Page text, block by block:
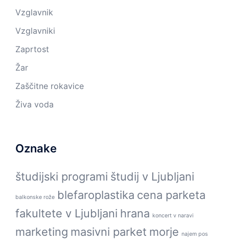
Vzglavnik
Vzglavniki
Zaprtost
Žar
Zaščitne rokavice
Živa voda
Oznake
študijski programi študij v Ljubljani
balkonske rože blefaroplastika cena parketa
fakultete v Ljubljani hrana koncert v naravi
marketing masivni parket morje najem pos